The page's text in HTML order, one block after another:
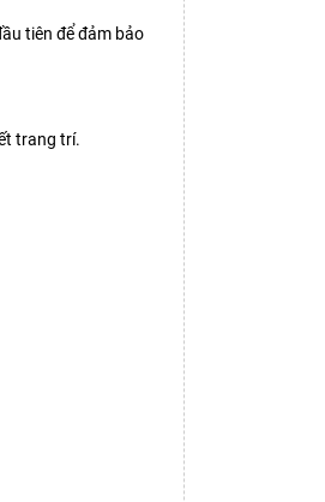
tiên để đảm bảo
trang trí.